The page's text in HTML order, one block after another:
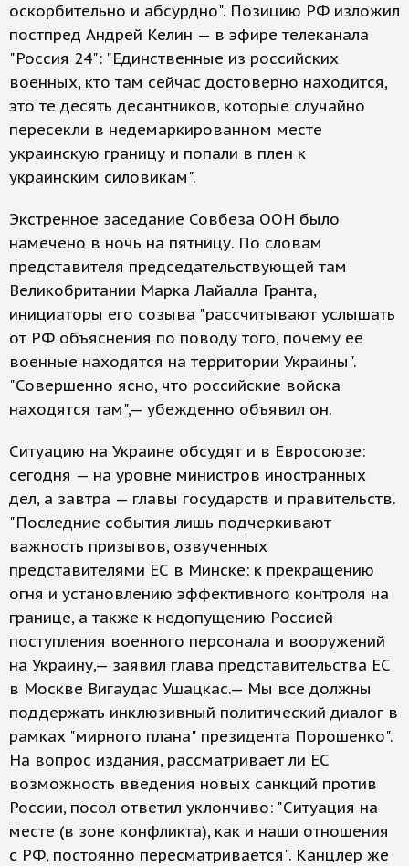
оскорбительно и абсурдно". Позицию РФ изложил
постпред Андрей Келин — в эфире телеканала
"Россия 24": "Единственные из российских
военных, кто там сейчас достоверно находится,
это те десять десантников, которые случайно
пересекли в недемаркированном месте
украинскую границу и попали в плен к
украинским силовикам".
Экстренное заседание Совбеза ООН было
намечено в ночь на пятницу. По словам
представителя председательствующей там
Великобритании Марка Лайалла Гранта,
инициаторы его созыва "рассчитывают услышать
от РФ объяснения по поводу того, почему ее
военные находятся на территории Украины".
"Совершенно ясно, что российские войска
находятся там",— убежденно объявил он.
Ситуацию на Украине обсудят и в Евросоюзе:
сегодня — на уровне министров иностранных
дел, а завтра — главы государств и правительств.
"Последние события лишь подчеркивают
важность призывов, озвученных
представителями ЕС в Минске: к прекращению
огня и установлению эффективного контроля на
границе, а также к недопущению Россией
поступления военного персонала и вооружений
на Украину,— заявил глава представительства ЕС
в Москве Вигаудас Ушацкас.— Мы все должны
поддержать инклюзивный политический диалог в
рамках "мирного плана" президента Порошенко".
На вопрос издания, рассматривает ли ЕС
возможность введения новых санкций против
России, посол ответил уклончиво: "Ситуация на
месте (в зоне конфликта), как и наши отношения
с РФ, постоянно пересматривается". Канцлер же